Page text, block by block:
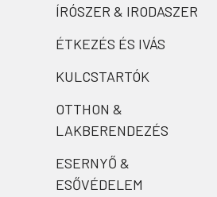
ÍRÓSZER & IRODASZER
ÉTKEZÉS ÉS IVÁS
KULCSTARTÓK
OTTHON &
LAKBERENDEZÉS
ESERNYŐ &
ESŐVÉDELEM